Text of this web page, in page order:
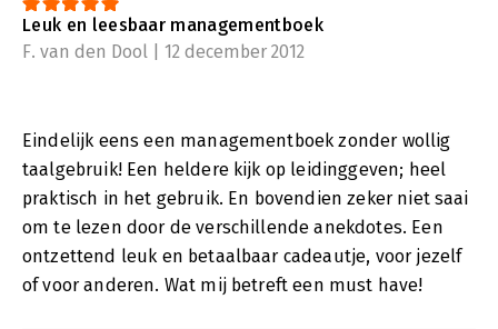
Leuk en leesbaar managementboek
F. van den Dool | 12 december 2012
Eindelijk eens een managementboek zonder wollig
taalgebruik! Een heldere kijk op leidinggeven; heel
praktisch in het gebruik. En bovendien zeker niet saai
om te lezen door de verschillende anekdotes. Een
ontzettend leuk en betaalbaar cadeautje, voor jezelf
of voor anderen. Wat mij betreft een must have!